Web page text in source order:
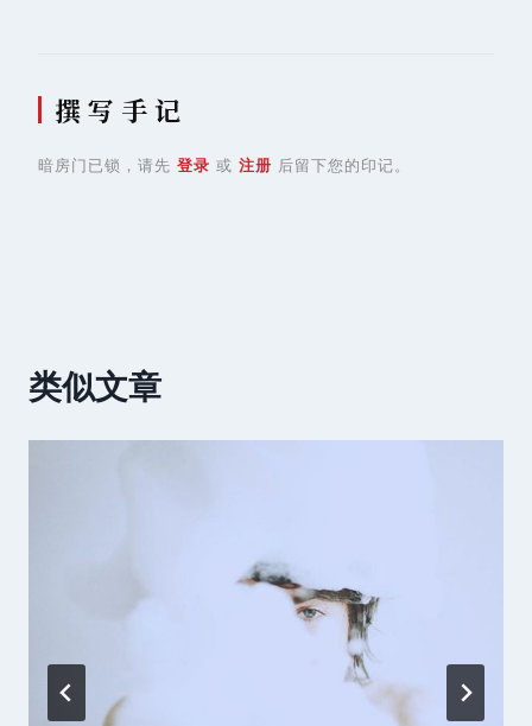
撰 写 手 记
暗房门已锁，请先 登录 或 注册 后留下您的印记。
类似文章